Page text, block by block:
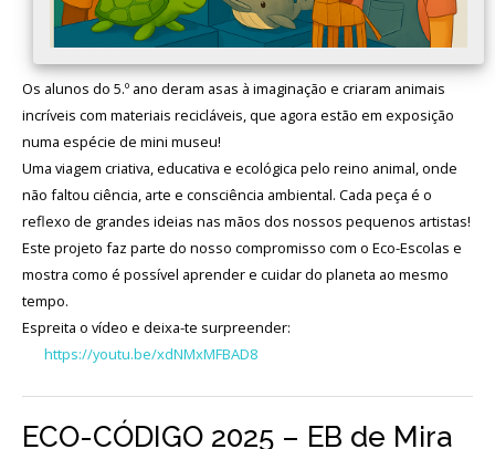
Os alunos do 5.º ano deram asas à imaginação e criaram animais
incríveis com materiais recicláveis, que agora estão em exposição
numa espécie de mini museu!
Uma viagem criativa, educativa e ecológica pelo reino animal, onde
não faltou ciência, arte e consciência ambiental. Cada peça é o
reflexo de grandes ideias nas mãos dos nossos pequenos artistas!
Este projeto faz parte do nosso compromisso com o Eco-Escolas e
mostra como é possível aprender e cuidar do planeta ao mesmo
tempo.
Espreita o vídeo e deixa-te surpreender:
https://youtu.be/xdNMxMFBAD8
ECO-CÓDIGO 2025 – EB de Mira